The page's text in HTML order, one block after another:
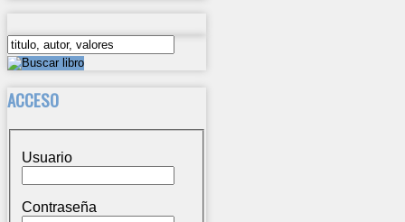
ACCESO
Usuario
Contraseña